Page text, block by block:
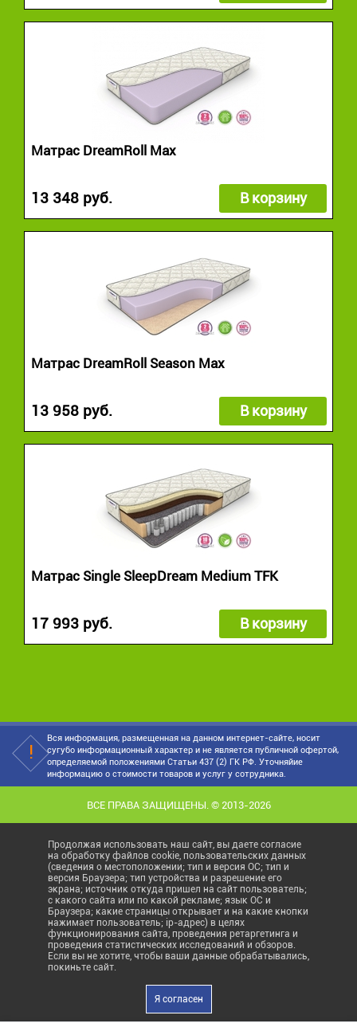
Матрас DreamRoll Max
13 348 руб. В корзину
Матрас DreamRoll Season Max
13 958 руб. В корзину
Матрас Single SleepDream Medium TFK
17 993 руб. В корзину
Вся информация, размещенная на данном интернет-сайте, носит
сугубо информационный характер и не является публичной офертой,
определяемой положениями Статьи 437 (2) ГК РФ. Уточняйие
информацию о стоимости товаров и услуг у сотрудника.
ВСЕ ПРАВА ЗАЩИЩЕНЫ. © 2013-2026
Продолжая использовать наш сайт, вы даете согласие
на обработку файлов cookie, пользовательских данных
(сведения о местоположении; тип и версия ОС; тип и
версия Браузера; тип устройства и разрешение его
экрана; источник откуда пришел на сайт пользователь;
с какого сайта или по какой рекламе; язык ОС и
Браузера; какие страницы открывает и на какие кнопки
нажимает пользователь; ip-адрес) в целях
функционирования сайта, проведения ретаргетинга и
проведения статистических исследований и обзоров.
Если вы не хотите, чтобы ваши данные обрабатывались,
покиньте сайт.
Я согласен